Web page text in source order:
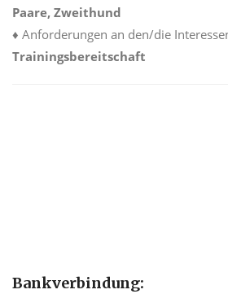
Paare, Zweithund
♦ Anforderungen an den/die
Trainingsbereitschaft
Bankverbindung: